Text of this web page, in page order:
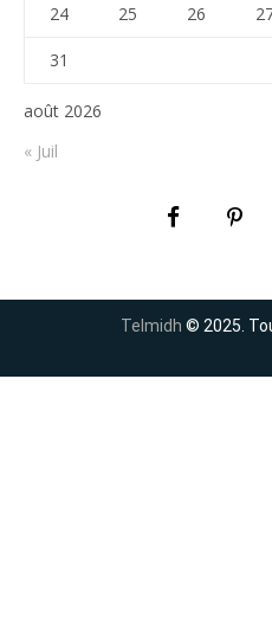
août 2026
24 25 26
31
« Juil
Telmidh © 2025.